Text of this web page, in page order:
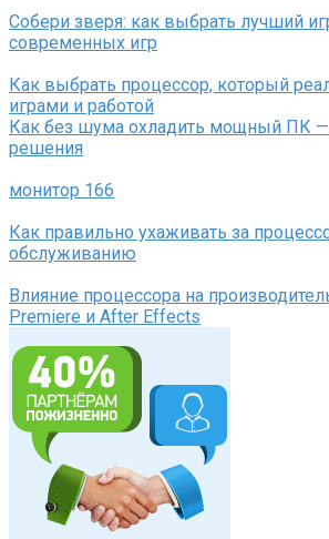
Собери зверя: как выбрать лучший
современных игр
Как выбрать процессор, который
играми и работой
Как без шума охладить мощный ПК
решения
монитор 166
Как правильно ухаживать за
обслуживанию
Влияние процессора на
Premiere и After Effects